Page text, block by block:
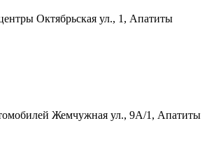
Октябрьская ул., 1, Апатиты
Жемчужная ул., 9А/1, Апатиты